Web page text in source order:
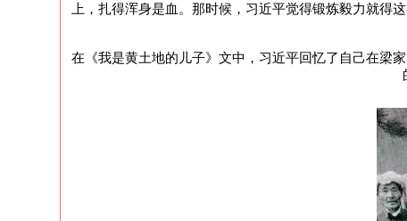
上，扎得浑身是血。那时候，习近平觉得锻炼毅力就得
在《我是黄土地的儿子》文中，习近平回忆了自己在梁